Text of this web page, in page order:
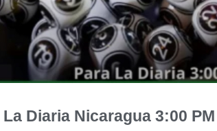
La Diaria Nicaragua 3:00 PM